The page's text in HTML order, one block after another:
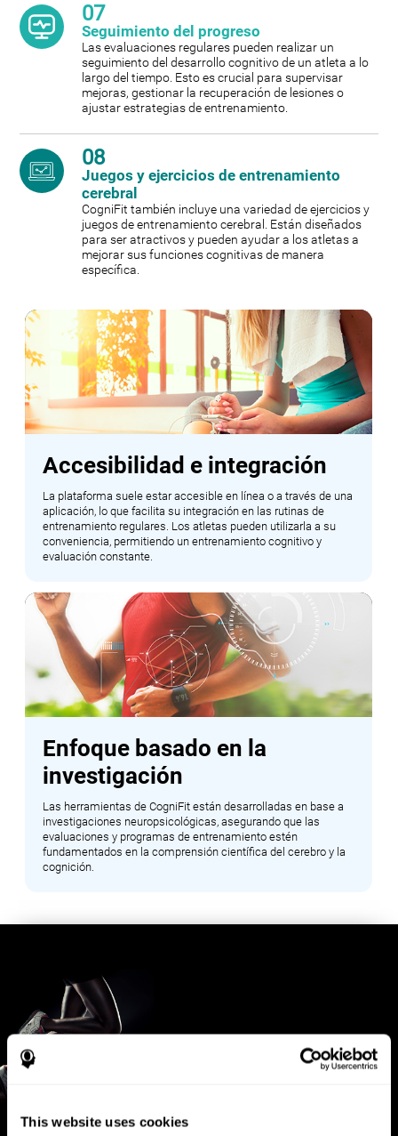
This website uses cookies
07
Seguimiento del progreso
Las evaluaciones regulares pueden realizar un
seguimiento del desarrollo cognitivo de un atleta a lo
largo del tiempo. Esto es crucial para supervisar
mejoras, gestionar la recuperación de lesiones o
ajustar estrategias de entrenamiento.
08
Juegos y ejercicios de entrenamiento
cerebral
CogniFit también incluye una variedad de ejercicios y
juegos de entrenamiento cerebral. Están diseñados
para ser atractivos y pueden ayudar a los atletas a
mejorar sus funciones cognitivas de manera
específica.
Accesibilidad e integración
La plataforma suele estar accesible en línea o a través de una
aplicación, lo que facilita su integración en las rutinas de
entrenamiento regulares. Los atletas pueden utilizarla a su
conveniencia, permitiendo un entrenamiento cognitivo y
evaluación constante.
Enfoque basado en la
investigación
Las herramientas de CogniFit están desarrolladas en base a
investigaciones neuropsicológicas, asegurando que las
evaluaciones y programas de entrenamiento estén
fundamentados en la comprensión científica del cerebro y la
cognición.